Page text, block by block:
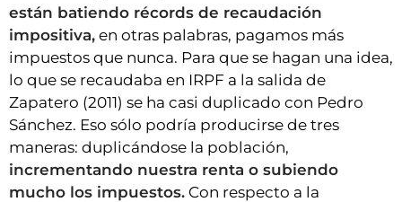
están batiendo récords de recaudación
impositiva, en otras palabras, pagamos más
impuestos que nunca. Para que se hagan una idea,
lo que se recaudaba en IRPF a la salida de
Zapatero (2011) se ha casi duplicado con Pedro
Sánchez. Eso sólo podría producirse de tres
maneras: duplicándose la población,
incrementando nuestra renta o subiendo
mucho los impuestos. Con respecto a la